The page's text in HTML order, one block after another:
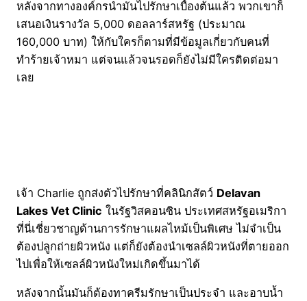
หลังจากทางองค์กรนำมันไปรักษาเบื้องต้นแล้ว พวกเขาก็
เสนอเงินรางวัล 5,000 ดอลลาร์สหรัฐ (ประมาณ
160,000 บาท) ให้กับใครก็ตามที่มีข้อมูลเกี่ยวกับคนที่
ทำร้ายเจ้าหมา แต่จนแล้วจนรอดก็ยังไม่มีใครติดต่อมา
เลย
เจ้า Charlie ถูกส่งตัวไปรักษาที่คลินิกสัตว์ Delavan
Lakes Vet Clinic ในรัฐวิสคอนซิน ประเทศสหรัฐอเมริกา
ที่นี่เชี่ยวชาญด้านการรักษาแผลไหม้เป็นพิเศษ ไม่จำเป็น
ต้องปลูกถ่ายผิวหนัง แต่ก็ยังต้องนำเซลล์ผิวหนังที่ตายออก
ไปเพื่อให้เซลล์ผิวหนังใหม่เกิดขึ้นมาได้
หลังจากนั้นมันก็ต้องทาครีมรักษาเป็นประจำ และอาบน้ำ